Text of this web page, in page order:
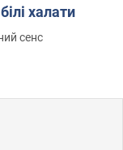
халати
сенс